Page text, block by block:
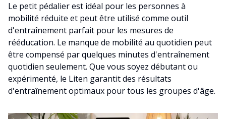
Le petit pédalier est idéal pour les personnes à
mobilité réduite et peut être utilisé comme outil
d'entraînement parfait pour les mesures de
rééducation. Le manque de mobilité au quotidien peut
être compensé par quelques minutes d'entraînement
quotidien seulement. Que vous soyez débutant ou
expérimenté, le Liten garantit des résultats
d'entraînement optimaux pour tous les groupes d'âge.